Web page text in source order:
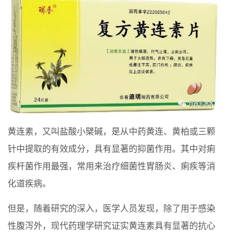
黄连素，又叫盐酸小檗碱，是从中药黄连、黄柏或三颗
针中提取的有效成分，具有显著的抑菌作用。其中对痢
疾杆菌作用最强，常用来治疗细菌性胃肠炎、痢疾等消
化道疾病。
但是，随着研究的深入，医学人员发现，除了用于感染
性腹泻外，现代药理学研究证实黄连素具有显著的抗心